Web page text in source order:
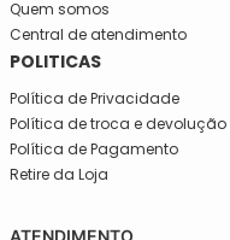
Quem somos
Central de atendimento
POLITICAS
Política de Privacidade
Política de troca e devolução
Política de Pagamento
Retire da Loja
ATENDIMENTO